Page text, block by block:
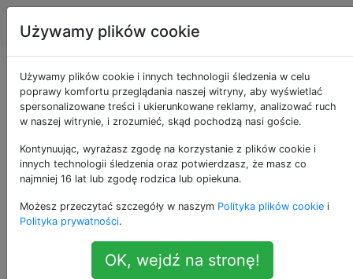
Android Tagi
Jak uzyskać bardziej
podobne do Linuksa
wrażenia na
Androida?
Czy istnieją projekty (np. ROM), które oferują
bardziej podobny do Linuksa interfejs na
Używamy plików cookie
Używamy plików cookie i innych technologii śledzenia w celu
poprawy komfortu przeglądania naszej witryny, aby wyświetlać
spersonalizowane treści i ukierunkowane reklamy, analizować ruch
w naszej witrynie, i zrozumieć, skąd pochodzą nasi goście.
Kontynuując, wyrażasz zgodę na korzystanie z plików cookie i
innych technologii śledzenia oraz potwierdzasz, że masz co
najmniej 16 lat lub zgodę rodzica lub opiekuna.
Możesz przeczytać szczegóły w naszym Polityka plików cookie i
Polityka prywatności.
OK, wejdź na stronę!